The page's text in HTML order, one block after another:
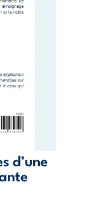
d’une